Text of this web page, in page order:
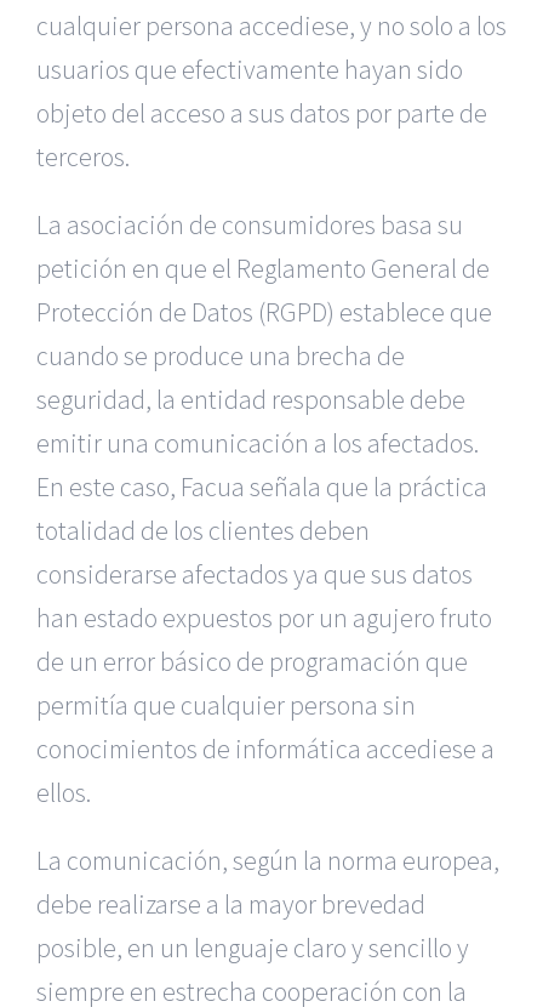
cualquier persona accediese, y no solo a los
usuarios que efectivamente hayan sido
objeto del acceso a sus datos por parte de
terceros.
La asociación de consumidores basa su
petición en que el Reglamento General de
Protección de Datos (RGPD) establece que
cuando se produce una brecha de
seguridad, la entidad responsable debe
emitir una comunicación a los afectados.
En este caso, Facua señala que la práctica
totalidad de los clientes deben
considerarse afectados ya que sus datos
han estado expuestos por un agujero fruto
de un error básico de programación que
permitía que cualquier persona sin
conocimientos de informática accediese a
ellos.
La comunicación, según la norma europea,
debe realizarse a la mayor brevedad
posible, en un lenguaje claro y sencillo y
siempre en estrecha cooperación con la